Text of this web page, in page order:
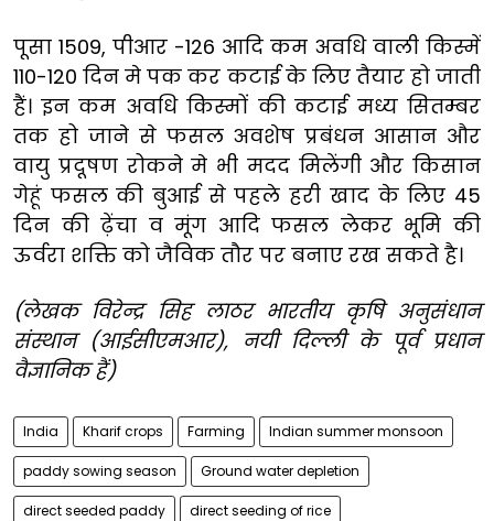
पूसा 1509, पीआर -126 आदि कम अवधि वाली किस्में
110-120 दिन मे पक कर कटाई के लिए तैयार हो जाती
हैं। इन कम अवधि किस्मों की कटाई मध्य सितम्बर
तक हो जाने से फसल अवशेष प्रबंधन आसान और
वायु प्रदूषण रोकने मे भी मदद मिलेंगी और किसान
गेहूं फसल की बुआई से पहले हरी खाद के लिए 45
दिन की ढ़ेंचा व मूंग आदि फसल लेकर भूमि की
ऊर्वरा शक्ति को जैविक तौर पर बनाए रख सकते है।
(लेखक विरेन्द्र सिह लाठर भारतीय कृषि अनुसंधान
संस्थान (आईसीएमआर), नयी दिल्ली के पूर्व प्रधान
वैज्ञानिक हैं)
India Kharif crops Farming Indian summer monsoon
paddy sowing season Ground water depletion
direct seeded paddy direct seeding of rice